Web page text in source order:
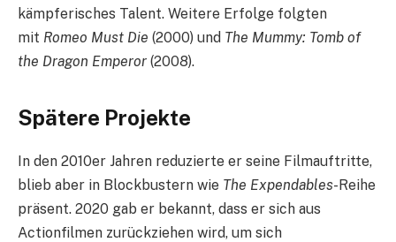
kämpferisches Talent. Weitere Erfolge folgten
mit Romeo Must Die (2000) und The Mummy: Tomb of
the Dragon Emperor (2008).
Spätere Projekte
In den 2010er Jahren reduzierte er seine Filmauftritte,
blieb aber in Blockbustern wie The Expendables-Reihe
präsent. 2020 gab er bekannt, dass er sich aus
Actionfilmen zurückziehen wird, um sich